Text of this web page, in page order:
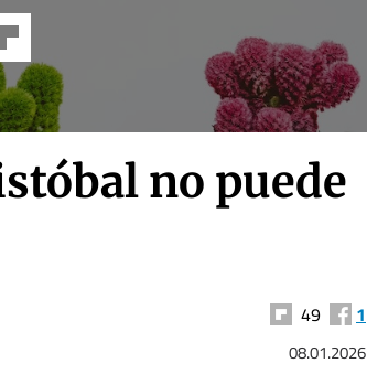
no puede
49 1
08.01.2026